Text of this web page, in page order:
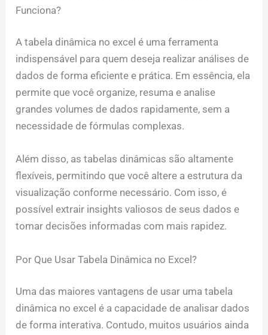
Funciona?
A tabela dinâmica no excel é uma ferramenta
indispensável para quem deseja realizar análises de
dados de forma eficiente e prática. Em essência, ela
permite que você organize, resuma e analise
grandes volumes de dados rapidamente, sem a
necessidade de fórmulas complexas.
Além disso, as tabelas dinâmicas são altamente
flexíveis, permitindo que você altere a estrutura da
visualização conforme necessário. Com isso, é
possível extrair insights valiosos de seus dados e
tomar decisões informadas com mais rapidez.
Por Que Usar Tabela Dinâmica no Excel?
Uma das maiores vantagens de usar uma tabela
dinâmica no excel é a capacidade de analisar dados
de forma interativa. Contudo, muitos usuários ainda